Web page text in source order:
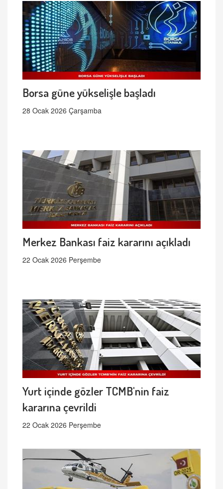
Borsa güne yükselişle başladı
28 Ocak 2026 Çarşamba
Merkez Bankası faiz kararını açıkladı
22 Ocak 2026 Perşembe
Yurt içinde gözler TCMB'nin faiz
kararına çevrildi
22 Ocak 2026 Perşembe